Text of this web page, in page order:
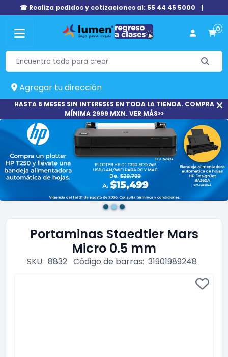
☎ Realiza pedidos y cotizaciones al: 55 44 45 5000 |
0
Agregar tu dirección
HASTA 6 MESES SIN INTERESES EN TODA LA TIENDA. COMPRA
MÍNIMA 2999 MXN. VER MÁS>>
Portaminas Staedtler Mars
Micro 0.5 mm
SKU: 8832 Código de barras: 31901989248